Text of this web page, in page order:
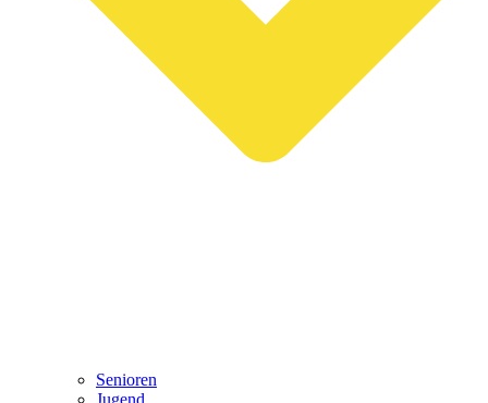
Senioren
Jugend